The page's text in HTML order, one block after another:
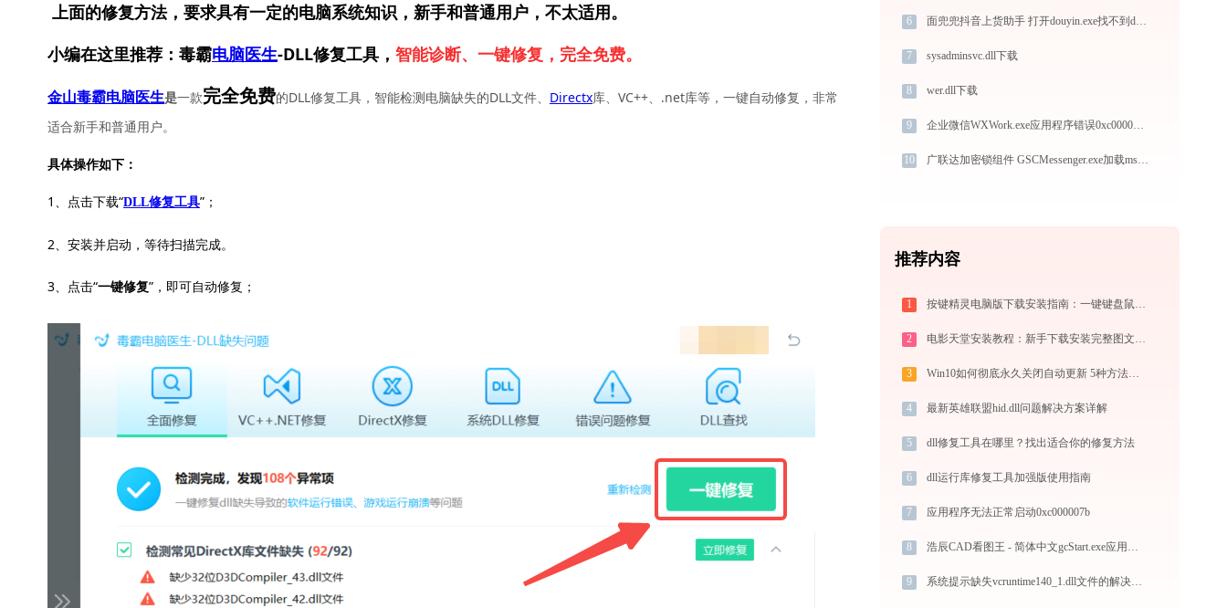
上面的修复方法，要求具有一定的电脑系统知识，新手和普通用户，不太适用。
小编在这里推荐：毒霸电脑医生-DLL修复工具， 智能诊断、一键修复，完全免费。
金山毒霸电脑医生是一款完全免费的DLL修复工具，智能检测电脑缺失的DLL文件、 Directx库、VC++、.net库等，一键自动修复，非常
适合新手和普通用户。
具体操作如下：
1、点击下载“DLL修复工具”；
2、安装并启动，等待扫描完成。
3、点击“一键修复”，即可自动修复；
6 面兜兜抖音上货助手 打开douyin.exe找不到dwmapi.dll怎么办
7 sysadminsvc.dll下载
8 wer.dll下载
9 企业微信WXWork.exe应用程序错误0xc0000022解决方法
10 广联达加密锁组件 GSCMessenger.exe加载msvcr120.dll文件丢失处理办法
推荐内容
1 按键精灵电脑版下载安装指南：一键键盘鼠标模拟实现电脑自动办公与挂机
2 电影天堂安装教程：新手下载安装完整图文步骤
3 Win10如何彻底永久关闭自动更新 5种方法教你永久关闭win10自动更新
4 最新英雄联盟hid.dll问题解决方案详解
5 dll修复工具在哪里？找出适合你的修复方法
6 dll运行库修复工具加强版使用指南
7 应用程序无法正常启动0xc000007b
8 浩辰CAD看图王 - 简体中文gcStart.exe应用程序错误0xc000007b解决方法
9 系统提示缺失vcruntime140_1.dll文件的解决方法